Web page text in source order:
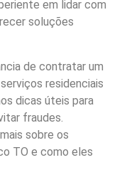
em lidar com
soluções
de contratar um
residenciais
dicas úteis para
fraudes.
sobre os
TO e como eles